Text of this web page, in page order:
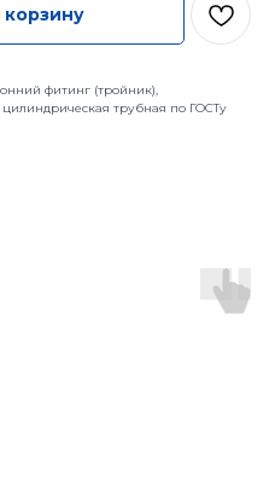
корзину
фитинг (тройник),
трубная по ГОСТу